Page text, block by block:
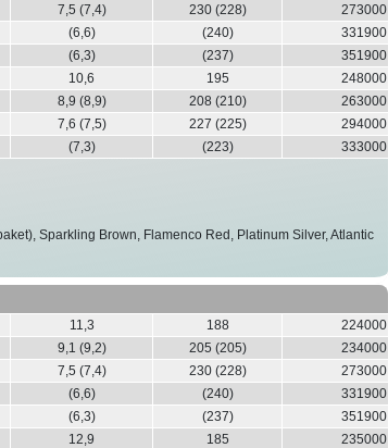
7,5 (7,4) 230 (228)
273000
(6,6) (240)
331900
(6,3) (237)
351900
10,6 195
248000
8,9 (8,9) 208 (210)
263000
7,6 (7,5) 227 (225)
294000
(7,3) (223)
333000
Sparkling Brown, Flamenco Red, Platinum Silver, Atlantic
11,3 188
224000
9,1 (9,2) 205 (205)
234000
7,5 (7,4) 230 (228)
273000
(6,6) (240)
331900
(6,3) (237)
351900
12,9 185
235000